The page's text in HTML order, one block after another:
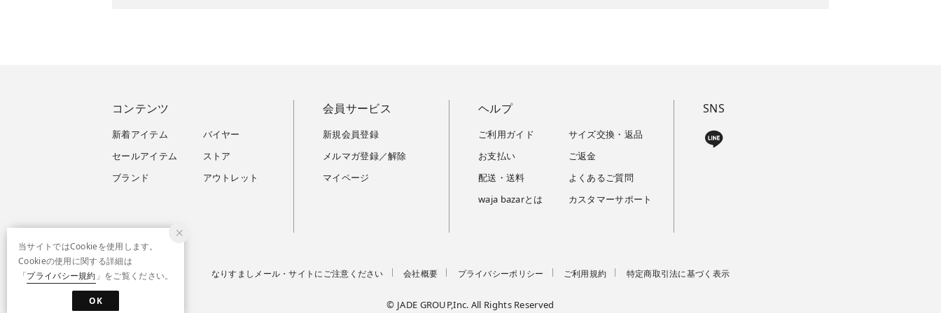
コンテンツ
新着アイテム
セールアイテム
ブランド
バイヤー
ストア
アウトレット
会員サービス
新規会員登録
メルマガ登録／解除
マイページ
ヘルプ
ご利用ガイド
お支払い
配送・送料
waja bazarとは
サイズ交換・返品
ご返金
よくあるご質問
カスタマーサポート
SNS
なりすましメール・サイトにご注意ください 会社概要 プライバシーポリシー ご利用規約 特定商取引法に基づく表示
© JADE GROUP,Inc. All Rights Reserved
当サイトではCookieを使用します。
Cookieの使用に関する詳細は
「プライバシー規約 」をご覧ください。
OK